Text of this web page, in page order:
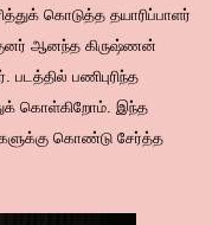
கொடுத்த தயாரிப்பாளர்
ஆனந்த கிருஷ்ணன்
பணிபுரிந்த
கொள்கிறோம். இந்த
கொண்டு சேர்த்த